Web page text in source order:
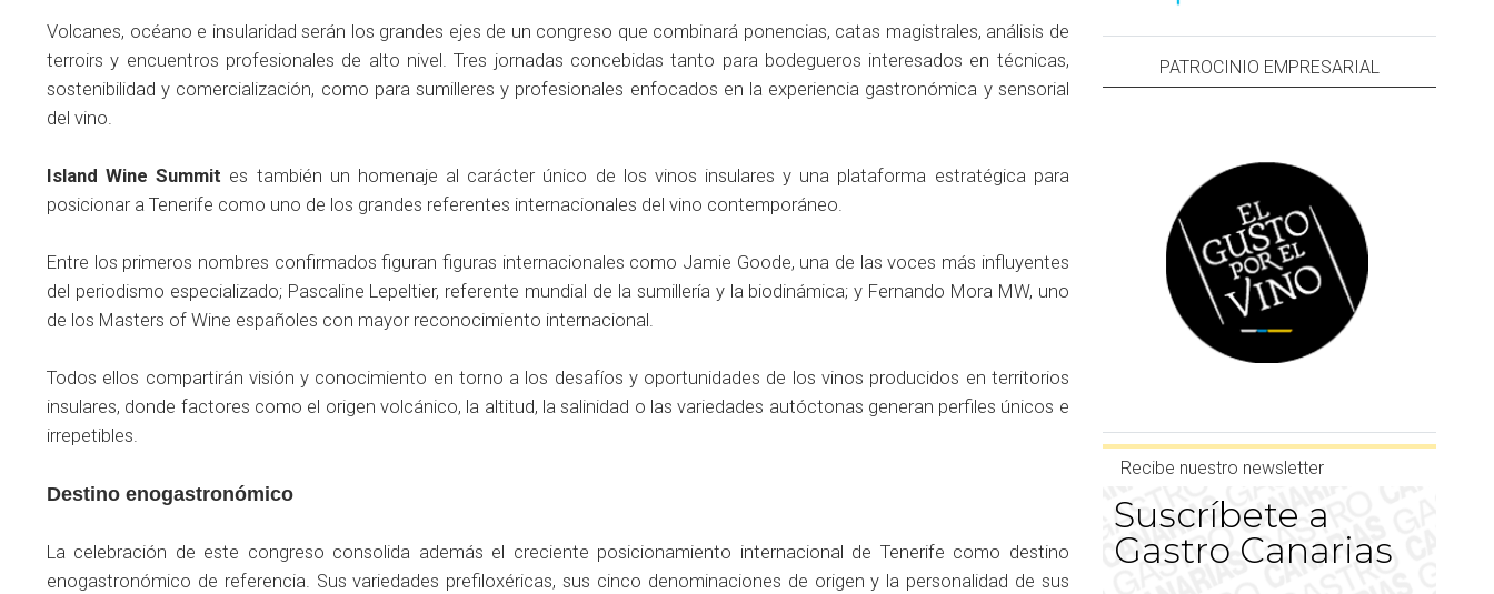
Volcanes, océano e insularidad serán los grandes ejes de un congreso que combinará ponencias, catas magistrales, análisis de
terroirs y encuentros profesionales de alto nivel. Tres jornadas concebidas tanto para bodegueros interesados en técnicas,
sostenibilidad y comercialización, como para sumilleres y profesionales enfocados en la experiencia gastronómica y sensorial
del vino.
Island Wine Summit es también un homenaje al carácter único de los vinos insulares y una plataforma estratégica para
posicionar a Tenerife como uno de los grandes referentes internacionales del vino contemporáneo.
Entre los primeros nombres confirmados figuran figuras internacionales como Jamie Goode, una de las voces más influyentes
del periodismo especializado; Pascaline Lepeltier, referente mundial de la sumillería y la biodinámica; y Fernando Mora MW, uno
de los Masters of Wine españoles con mayor reconocimiento internacional.
Todos ellos compartirán visión y conocimiento en torno a los desafíos y oportunidades de los vinos producidos en territorios
insulares, donde factores como el origen volcánico, la altitud, la salinidad o las variedades autóctonas generan perfiles únicos e
irrepetibles.
Destino enogastronómico
La celebración de este congreso consolida además el creciente posicionamiento internacional de Tenerife como destino
enogastronómico de referencia. Sus variedades prefiloxéricas, sus cinco denominaciones de origen y la personalidad de sus
PATROCINIO EMPRESARIAL
Recibe nuestro newsletter
Suscríbete a
Gastro Canarias